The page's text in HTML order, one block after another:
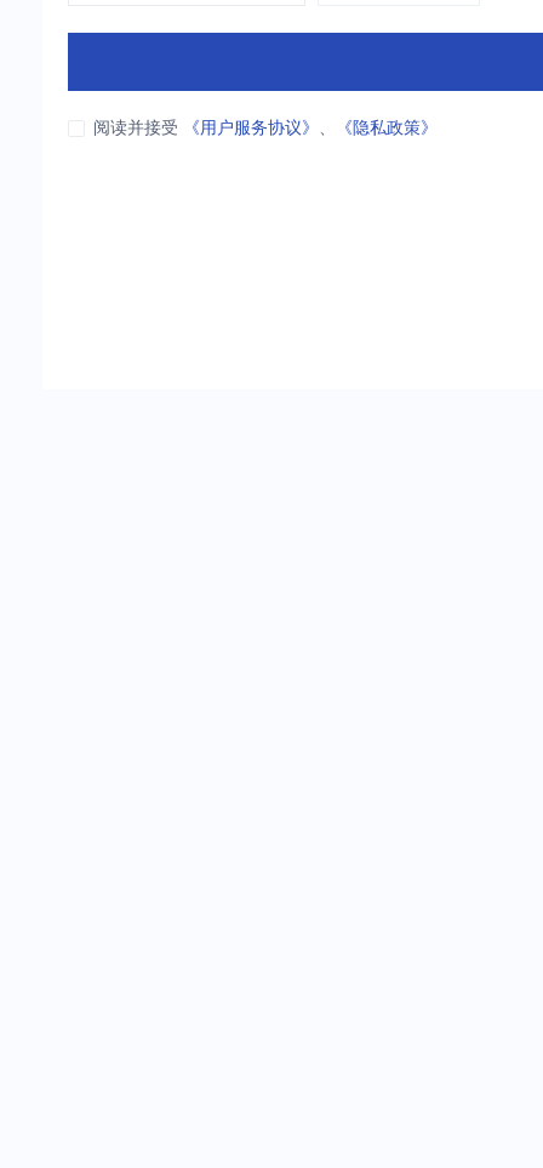
阅读并接受 《用户服务协议》 、 《隐私政策》